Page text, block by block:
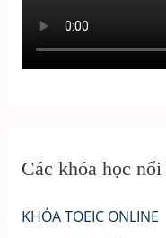
Các khóa học nổi
KHÓA TOEIC ONLINE